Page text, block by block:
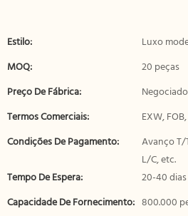
Estilo:
Luxo
MOQ:
20 peças
Preço De Fábrica:
Negociado
Termos Comerciais:
EXW,
Condições De Pagamento:
Avanço T/
L/C, etc.
Tempo De Espera:
20-40 dias
Capacidade De Fornecimento: 800.000